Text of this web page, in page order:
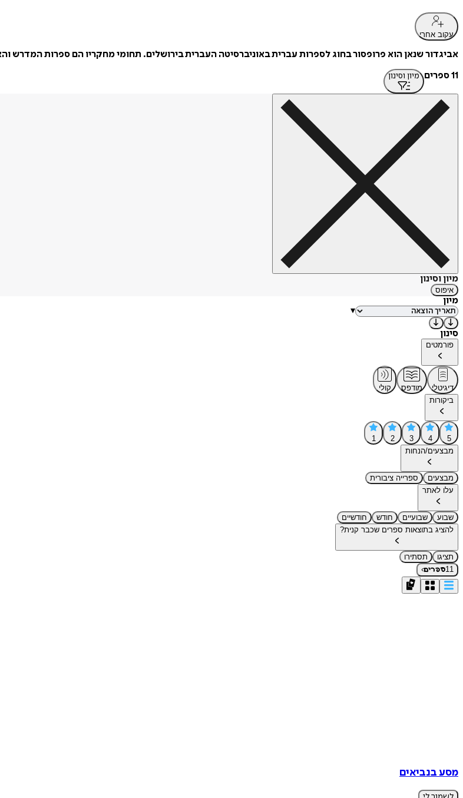
עקוב אחרי
אביגדור שנאן הוא פרופסור בחוג לספרות עברית באוניברסיטה העברית בירושלים. תחומי מחקריו הם ספרות המדרש
11 ספרים
מיון וסינון
מיון וסינון
איפוס
מיון
▾
סינון
פורמטים
דיגיטלי מודפס
קולי
ביקורות
5
4
3
2
1
מבצעים/הנחות
מבצעים
ספרייה ציבורית
עלו לאתר
שבוע שבועיים חודש
חודשיים
להציג בתוצאות ספרים שכבר קנית?
תציגו
תסתירו
11ספרים›
מסע בנביאים